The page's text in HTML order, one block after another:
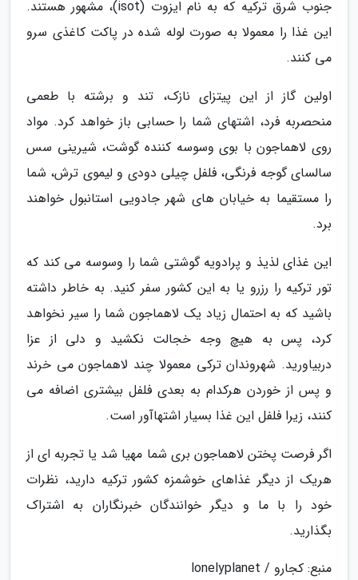
جنوب شرق ترکیه که به نام ایزوت (isot)، مشهور هستند.
این غذا را معمولا به صورت لوله شده در پاکت کاغذی سرو
می کنند.
اولین گاز از این پیتزای نازک، تند و برشته با طعمی
منحصربه فرد، اشتهای شما را حسابی باز خواهد کرد. مواد
روی لاهماجون با بوی وسوسه کننده گوشت، شیرینی سس
سالسای گوجه فرنگی، فلفل چیلی دودی و لیموی ترش، شما
را مستقیما به خیابان های شهر جادویی استانبول خواهند
برد.
این غذای لذیذ و پرادویه گوشتی شما را وسوسه می کند که
تور ترکیه را رزرو یا به این کشور سفر کنید. به خاطر داشته
باشید که به احتمال زیاد یک لاهماجون شما را سیر نخواهد
کرد، پس به هیچ وجه خجالت نکشید و دلی از عزا
دربیاورید. شهروندان ترکی معمولا چند لاهماجون می خرند
و پس از خوردن هرکدام به بعدی فلفل بیشتری اضافه می
کنند، زیرا فلفل این غذا بسیار اشتهاآور است.
اگر فرصت پختن لاهماجون بری شما مهیا شد یا تجربه ای از
هریک از دیگر غذاهای خوشمزه کشور ترکیه دارید، نظرات
خود را با ما و دیگر خوانندگان خبرنگاران به اشتراک
بگذارید.
منبع: کجارو / lonelyplanet